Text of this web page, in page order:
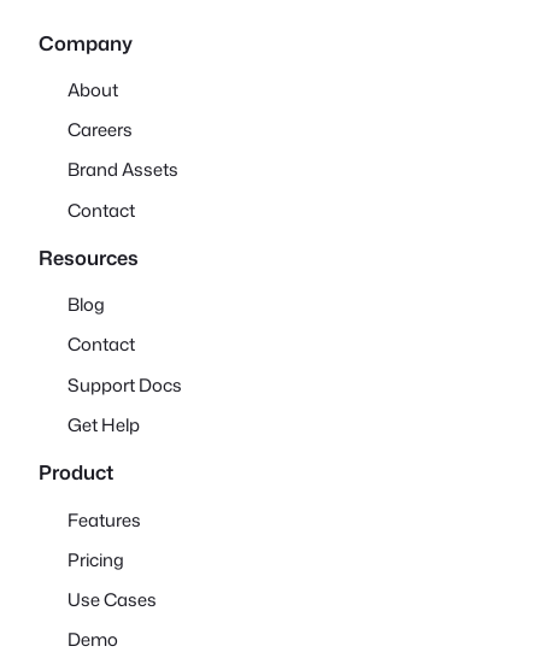
Company
About
Careers
Brand Assets
Contact
Resources
Blog
Contact
Support Docs
Get Help
Product
Features
Pricing
Use Cases
Demo